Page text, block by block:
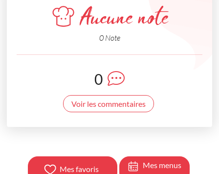
Aucune note
0 Note
0
Voir les commentaires
Mes favoris Mes menus